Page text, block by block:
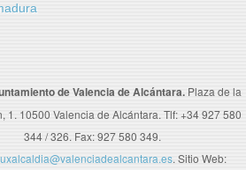
de Valencia de Alcántara. Plaza de la
1. 10500 Valencia de Alcántara. Tlf: +34 927 580
344 / 326. Fax: 927 580 349.
. Sitio Web: